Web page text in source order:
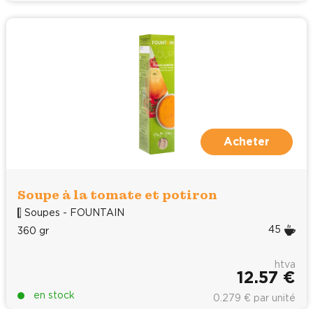
Acheter
Soupe à la tomate et potiron
Soupes - FOUNTAIN
360 gr
45
en stock
htva
12.57 €
0.279 € par unité